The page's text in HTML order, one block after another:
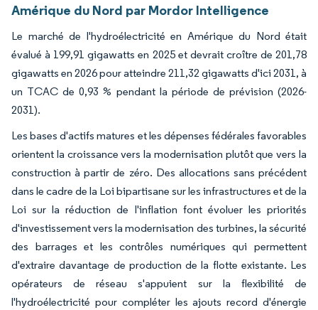
Amérique du Nord par Mordor Intelligence
Le marché de l'hydroélectricité en Amérique du Nord était
évalué à 199,91 gigawatts en 2025 et devrait croître de 201,78
gigawatts en 2026 pour atteindre 211,32 gigawatts d'ici 2031, à
un TCAC de 0,93 % pendant la période de prévision (2026-
2031).
Les bases d'actifs matures et les dépenses fédérales favorables
orientent la croissance vers la modernisation plutôt que vers la
construction à partir de zéro. Des allocations sans précédent
dans le cadre de la Loi bipartisane sur les infrastructures et de la
Loi sur la réduction de l'inflation font évoluer les priorités
d'investissement vers la modernisation des turbines, la sécurité
des barrages et les contrôles numériques qui permettent
d'extraire davantage de production de la flotte existante. Les
opérateurs de réseau s'appuient sur la flexibilité de
l'hydroélectricité pour compléter les ajouts record d'énergie